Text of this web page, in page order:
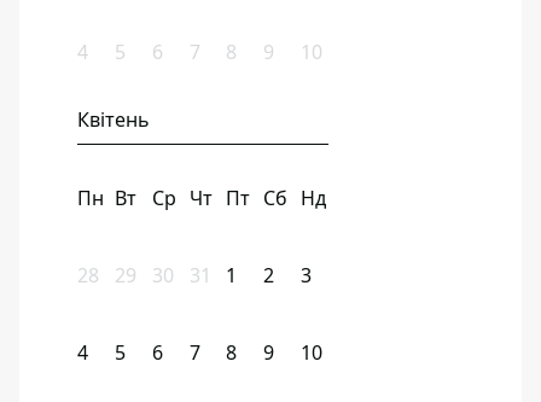
4 5 6 7 8 9 10
Квітень
Пн Вт Ср Чт Пт Сб Нд
28 29 30 31 1 2 3
4 5 6 7 8 9 10